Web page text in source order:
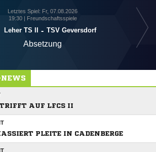
Letztes Spiel: Fr, 07.08.2026
19:30 | Freundschaftsspiele
Leher TS II - TSV Geversdorf
Absetzung
TRIFFT AUF LFCS II
PLEITE IN CADENBERGE